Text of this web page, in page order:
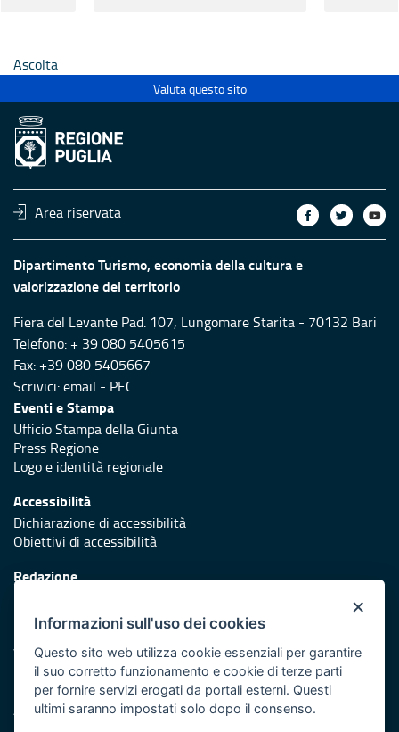
Ascolta
Valuta questo sito
Area riservata
Dipartimento Turismo, economia della cultura e
valorizzazione del territorio
Fiera del Levante Pad. 107, Lungomare Starita - 70132 Bari
Telefono: + 39 080 5405615
Fax: +39 080 5405667
Scrivici:email - PEC
Eventi e Stampa
Ufficio Stampa della Giunta
Press Regione
Logo e identità regionale
Accessibilità
Dichiarazione di accessibilità
Obiettivi di accessibilità
Redazione
Protezione civile
Vai al sito di Protezione Civile Puglia
Iniziativa finanziata con risorse del POR Puglia 2014/2020 -
Asse XI
×
Informazioni sull'uso dei cookies
Questo sito web utilizza cookie essenziali per garantire
il suo corretto funzionamento e cookie di terze parti
per fornire servizi erogati da portali esterni. Questi
ultimi saranno impostati solo dopo il consenso.